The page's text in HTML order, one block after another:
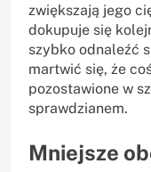
zwiększają jego
dokupuje się
szybko odnaleźć
martwić się, że
pozostawione w
sprawdzianem.
Mniejsze